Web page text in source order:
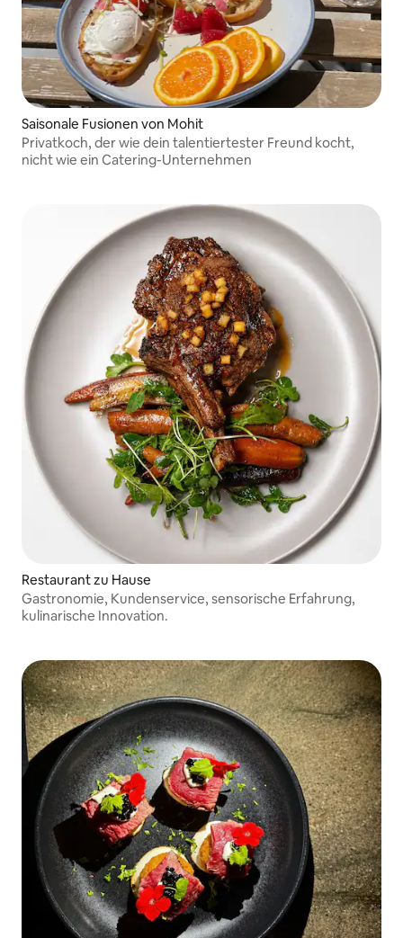
Saisonale Fusionen von Mohit
Privatkoch, der wie dein talentiertester Freund kocht,
nicht wie ein Catering-Unternehmen
Restaurant zu Hause
Gastronomie, Kundenservice, sensorische Erfahrung,
kulinarische Innovation.